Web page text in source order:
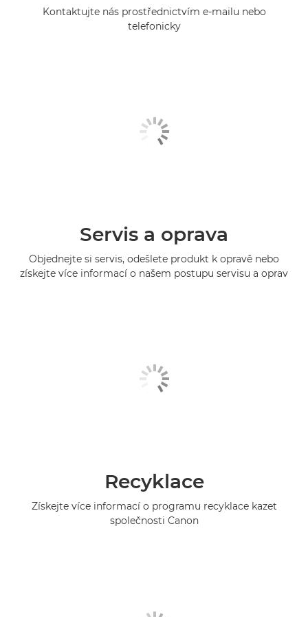
Kontaktujte nás prostřednictvím e-mailu nebo
telefonicky
Servis a oprava
Objednejte si servis, odešlete produkt k opravě nebo
získejte více informací o našem postupu servisu a oprav
Recyklace
Získejte více informací o programu recyklace kazet
společnosti Canon